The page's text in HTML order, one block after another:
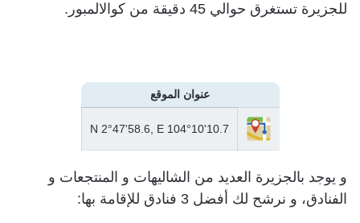
للجزيرة تستغرق حوالي 45 دقيقة من كوالالمبور.
عنوان الموقع
N 2°47'58.6, E 104°10'10.7
و يوجد بالجزيرة العديد من الشاليهات و المنتجعات و
الفنادق، و نرشح لك أفضل 3 فنادق للإقامة بها: